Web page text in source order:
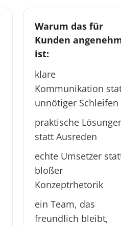
Warum das für
Kunden
ist:
klare
Kommunikation
unnötiger Schleifen
praktische
statt Ausreden
echte Umsetzer
bloßer
Konzeptrhetorik
ein Team, das
freundlich bleibt,